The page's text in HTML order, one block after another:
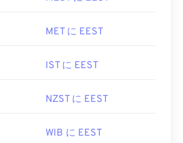
MET に EEST
IST に EEST
NZST に EEST
WIB に EEST